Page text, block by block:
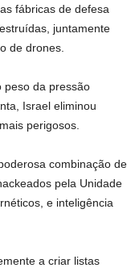
fábricas de defesa
juntamente
de drones.
peso da pressão
Israel eliminou
perigosos.
combinação de
pela Unidade
e inteligência
a criar listas